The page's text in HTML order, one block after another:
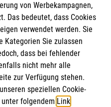
e.V.
2000 12
von Werbekampagnen,
Das bedeutet, dass Cookies
verwendet werden. Sie
Kategorien Sie zulassen
dass bei fehlender
nicht mehr alle
zur Verfügung stehen.
speziellen Cookie-
folgendem Link.